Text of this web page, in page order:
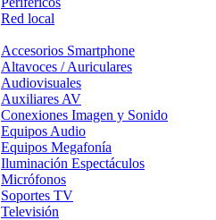
Red local
Accesorios Smartphone
Altavoces / Auriculares
Audiovisuales
Auxiliares AV
Conexiones Imagen y Sonido
Equipos Audio
Equipos Megafonía
Iluminación Espectáculos
Micrófonos
Soportes TV
Televisión